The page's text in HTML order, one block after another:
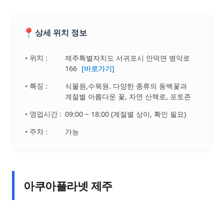
📍 상세 위치 정보
• 위치 :
제주특별자치도 서귀포시 안덕면 병악로
166 [바로가기]
• 특징 :
식물원,수목원. 다양한 종류의 동백꽃과
계절별 아름다운 꽃, 자연 산책로, 포토존
• 영업시간 : 09:00 ~ 18:00 (계절별 상이, 확인 필요)
• 주차 :
가능
아쿠아플라넷 제주